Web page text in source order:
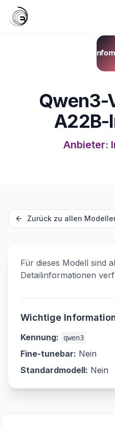
Qwen3-
A22B-
Anbieter:
Zurück zu allen
Für dieses Modell sind
Detailinformationen
Wichtige
Kennung: qwen3
Fine-tunebar: Nein
Standardmodell: Nein